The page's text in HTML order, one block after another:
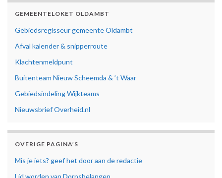
GEMEENTELOKET OLDAMBT
Gebiedsregisseur gemeente Oldambt
Afval kalender & snipperroute
Klachtenmeldpunt
Buitenteam Nieuw Scheemda & ’t Waar
Gebiedsindeling Wijkteams
Nieuwsbrief Overheid.nl
OVERIGE PAGINA’S
Mis je iets? geef het door aan de redactie
Lid worden van Dorpsbelangen